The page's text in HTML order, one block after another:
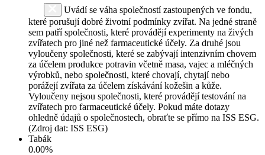
Uvádí se váha společností zastoupených ve fondu,
které porušují dobré životní podmínky zvířat. Na jedné straně
sem patří společnosti, které provádějí experimenty na živých
zvířatech pro jiné než farmaceutické účely. Za druhé jsou
vyloučeny společnosti, které se zabývají intenzivním chovem
za účelem produkce potravin včetně masa, vajec a mléčných
výrobků, nebo společnosti, které chovají, chytají nebo
porážejí zvířata za účelem získávání kožešin a kůže.
Vyloučeny nejsou společnosti, které provádějí testování na
zvířatech pro farmaceutické účely. Pokud máte dotazy
ohledně údajů o společnostech, obraťte se přímo na ISS ESG.
(Zdroj dat: ISS ESG)
Tabák
0.00%